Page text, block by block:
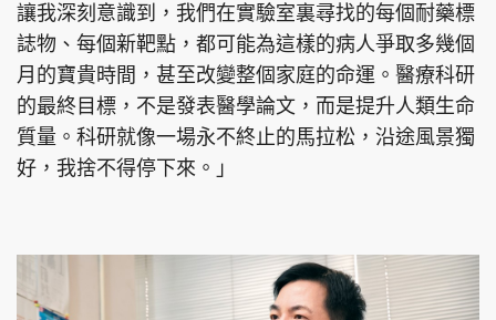
讓我深刻意識到，我們在實驗室裏尋找的每個耐藥標
誌物、每個新靶點，都可能為這樣的病人爭取多幾個
月的寶貴時間，甚至改變整個家庭的命運。醫療科研
的最終目標，不是發表醫學論文，而是提升人類生命
質量。科研就像一場永不終止的馬拉松，沿途風景獨
好，我捨不得停下來。」